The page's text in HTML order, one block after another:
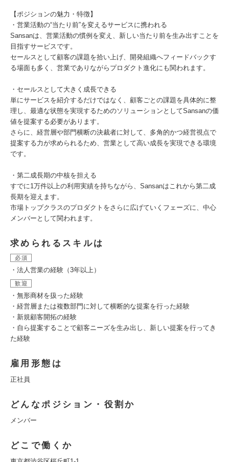
【ポジションの魅力・特徴】
・営業活動の“当たり前”を変えるサービスに携われる
Sansanは、営業活動の慣例を変え、新しい当たり前を生み出すことを
目指すサービスです。
セールスとして顧客の課題を拾い上げ、開発組織へフィードバックす
る場面も多く、営業でありながらプロダクト進化にも関われます。
・セールスとして大きく成長できる
単にサービスを紹介するだけではなく、顧客ごとの課題を具体的に整
理し、最適な状態を実現するためのソリューションとしてSansanの価
値を提案する必要があります。
さらに、経営層や部門横断の決裁者に対して、多角的かつ経営視点で
提案する力が求められるため、営業として高い成長を実現できる環境
です。
・第二成長期の中核を担える
すでに1万件以上の利用実績を持ちながら、Sansanはこれから第二成
長期を迎えます。
市場トップクラスのプロダクトをさらに広げていくフェーズに、中心
メンバーとして関われます。
求められるスキルは
必須
・法人営業の経験（3年以上）
歓迎
・無形商材を扱った経験
・経営層または複数部門に対して横断的な提案を行った経験
・新規顧客開拓の経験
・自ら提案することで顧客ニーズを生み出し、新しい提案を行ってき
た経験
雇用形態は
正社員
どんなポジション・役割か
メンバー
どこで働くか